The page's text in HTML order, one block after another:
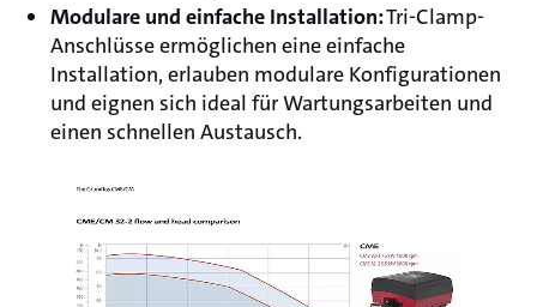
Modulare und einfache Installation:Tri-Clamp-
Anschlüsse ermöglichen eine einfache
Installation, erlauben modulare Konfigurationen
und eignen sich ideal für Wartungsarbeiten und
einen schnellen Austausch.